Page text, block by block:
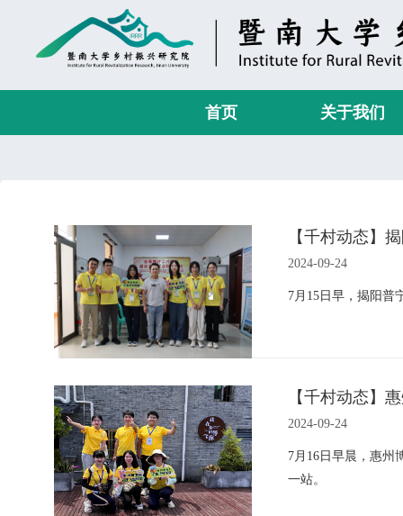
首页 关于我们
【千村动态】
2024-09-24
7月15日早，揭阳普
【千村动态】
2024-09-24
7月16日早晨，惠州
一站。